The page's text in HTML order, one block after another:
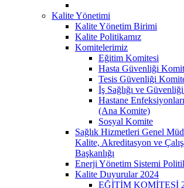
Kalite Yönetimi
Kalite Yönetim Birimi
Kalite Politikamız
Komitelerimiz
Eğitim Komitesi
Hasta Güvenliği
Tesis Güvenliği
İş Sağlığı ve
Hastane
(Ana Komite)
Sosyal Komite
Sağlık Hizmetleri Genel
Kalite, Akreditasyon ve
Başkanlığı
Enerji Yönetim Sistemi
Kalite Duyurular 2024
EĞİTİM KOMİTESİ